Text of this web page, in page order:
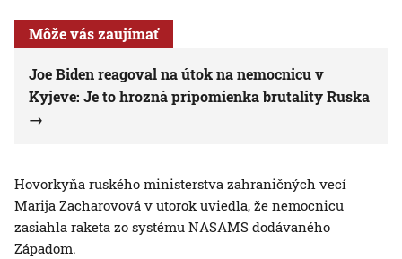
Môže vás zaujímať
Joe Biden reagoval na útok na nemocnicu v
Kyjeve: Je to hrozná pripomienka brutality Ruska
Hovorkyňa ruského ministerstva zahraničných vecí
Marija Zacharovová v utorok uviedla, že nemocnicu
zasiahla raketa zo systému NASAMS dodávaného
Západom.